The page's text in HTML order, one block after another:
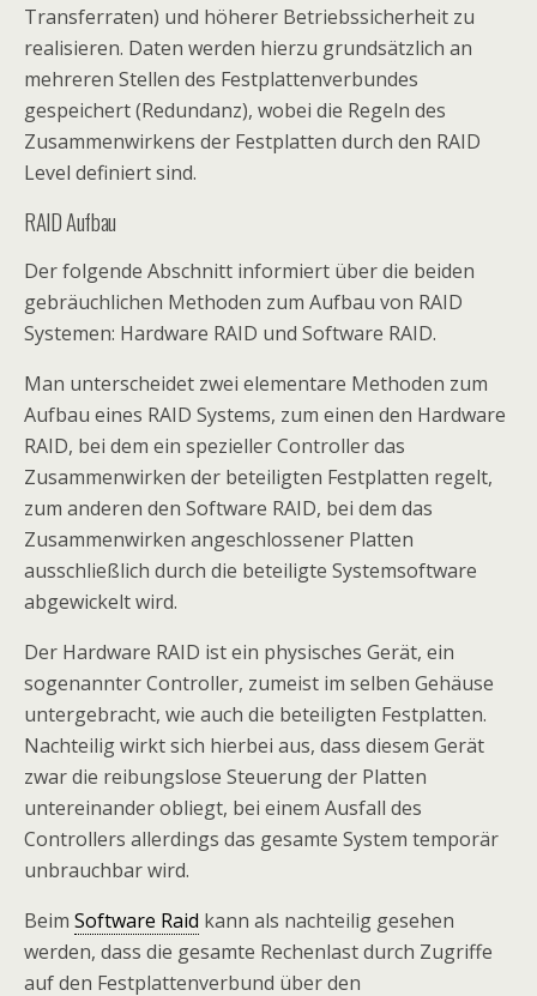
Transferraten) und höherer Betriebssicherheit zu
realisieren. Daten werden hierzu grundsätzlich an
mehreren Stellen des Festplattenverbundes
gespeichert (Redundanz), wobei die Regeln des
Zusammenwirkens der Festplatten durch den RAID
Level definiert sind.
RAID Aufbau
Der folgende Abschnitt informiert über die beiden
gebräuchlichen Methoden zum Aufbau von RAID
Systemen: Hardware RAID und Software RAID.
Man unterscheidet zwei elementare Methoden zum
Aufbau eines RAID Systems, zum einen den Hardware
RAID, bei dem ein spezieller Controller das
Zusammenwirken der beteiligten Festplatten regelt,
zum anderen den Software RAID, bei dem das
Zusammenwirken angeschlossener Platten
ausschließlich durch die beteiligte Systemsoftware
abgewickelt wird.
Der Hardware RAID ist ein physisches Gerät, ein
sogenannter Controller, zumeist im selben Gehäuse
untergebracht, wie auch die beteiligten Festplatten.
Nachteilig wirkt sich hierbei aus, dass diesem Gerät
zwar die reibungslose Steuerung der Platten
untereinander obliegt, bei einem Ausfall des
Controllers allerdings das gesamte System temporär
unbrauchbar wird.
Beim Software Raid kann als nachteilig gesehen
werden, dass die gesamte Rechenlast durch Zugriffe
auf den Festplattenverbund über den